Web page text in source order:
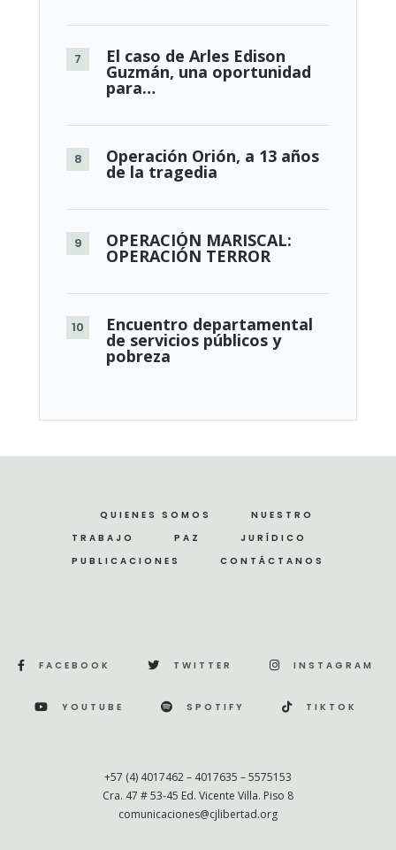
El caso de Arles Edison
Guzmán, una oportunidad
para…
Operación Orión, a 13 años
de la tragedia
OPERACIÓN MARISCAL:
OPERACIÓN TERROR
Encuentro departamental
de servicios públicos y
pobreza
QUIENES SOMOS
NUESTRO
TRABAJO
PAZ
JURÍDICO
PUBLICACIONES
CONTÁCTANOS
FACEBOOK TWITTER INSTAGRAM
YOUTUBE SPOTIFY TIKTOK
+57 (4) 4017462 – 4017635 – 5575153
Cra. 47 # 53-45 Ed. Vicente Villa. Piso 8
comunicaciones@cjlibertad.org